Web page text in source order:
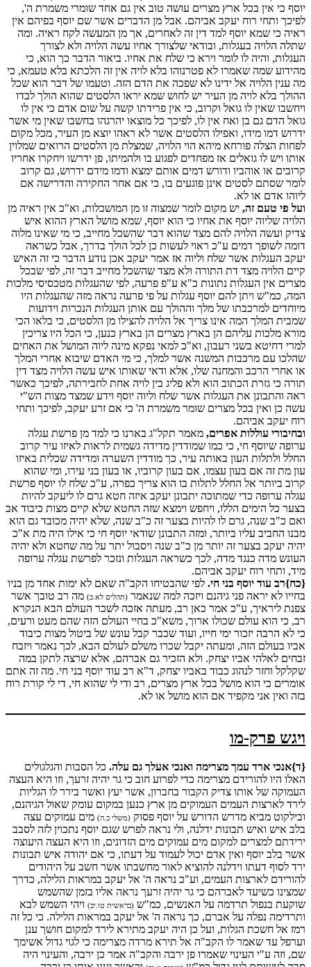
יוסף כי אין בכל ארץ מצרים עושה טוב אין גם אחד שומרי משמרת ה',
לפיכך ותחי רוח יעקב אביהם. אבל מן הדברים אשר שם יוסף בפיהם אין
ראיה כי שמא יוסף למד דין זה לאחרים, אך מן המעשה לקח ראיה. ומה
שתלה הלויה בעגלות, ובודאי שלצורך אחיו עשה הלויה ולא לצורך
העגלות, והיה לו לומר וירא כי שלח את אחיו. ביאור הדבר כך הוא, כי
מהידוע שמה שאמרו לא פטרנוהו בלא לויה אין זה הלכתא בלא טעמא, כי
מה ענין הלויה אל ידינו לא שפכה את הדם הזה. וטעמו של דבר הוא שכל
ההולך בלא לויה מן העיר יש לחוש שמא יראו הלסטים שהוא הולך לבדו
ויחשבו שאין לו גואל וקרוב, כי אין פרידתו קשה על שום אדם כי אין לו
גואל הדם גם בן ואח אין לו, לפיכך כל מוצאו יהרגהו בחשבו שאין מי אשר
ידרוש דמו מידו, ואפילו הלסטים אשר לא ראהו יוצא מן העיר, מכל מקום
לפחות הצלה פורחא מיהא הוי הלויה, שמצלת מן הלסטים הרואים שמלוין
אותו ויש לו גואלים אז מפחדים לפגוע בו ולהמיתו, פן ידרשו ויחקרו אחריו
קרובים או אוהביו ודורש דמים אותם ימצא ודמו מידם ידרוש, גם קרוב
לומר שסתם לסטים אינן פוגעים בו, כי אם אחר החקירה והדרישה אם
ליוהו אדם או לא.
ועל פי טעם זה, יש מקום לומר שמצוה זו מן המושכלות, וא"כ אין ראיה מן
הלויה שליוה יוסף את אחיו כי הוא יוסף, שמא מושל הארץ ההוא איש
צדיק ועשה הלויה להם מצד שהוא דבר שהשכל מחייב, כי מי שאינו מלוה
דומה לשופך דמים ע"כ ראוי לעשות כן לכל הולך בדרך, אבל כשראה
יעקב העגלות אשר שלח וליוה אז אמר יעקב אכן נודע הדבר כי זה האיש
קיים הלויה מצד דת התורה ולא מצד שהשכל מחייב דבר זה, לפי שבכל
מצרים אין העגלות נתונות כ"א ע"פ פרעה, לפי שהעגלות מטכסיסי מלכות
המה, כמ"ש ויתן להם יוסף עגלות על פי פרעה נראה מזה שהעגלות היו
מיוחדים למרכבתו של מלך וההולך עם אותן העגלות הנכרות וידועות
שמבית המלך המה אינו צריך אל הלויה להצילו מן הלסטים, כי בלאו הכי
מורא מלכות עליהם הן בארץ מצרים הן בארץ כנען, כי הכל היו צריכין
למרי דחיטא בשני רעבון, וא"כ למאי נפקא מינה ליוה המושל את האחים
שהלכו עם מרכבות המשנה אשר למלך, כי מי האדם שיבוא אחרי המלך
או אחרי הרכב והמחנה שלו, אלא ודאי שאותו איש עשה הלויה מצד דין
תורה כי גזרת הכתוב הוא ולא פליג בין לויה אחת לחבירתה, לפיכך כאשר
ראה והתבונן את העגלות אשר שלח וליוה יוסף וידע שמצד מצות הש"י
עשה כן ואין בכל מצרים שומר משמרת ה' כי אם זרע יעקב, לפיכך ותחי
רוח יעקב אביהם.
ובחיבורי עוללות אפרים, מאמר תקל"ג בארנו כי למד מן פרשת עגלה
ערופה שיוסף חי, כי כמו שמודדין מדידה גשמית לראות לאיזו עיר קרוב
החלל ולתלות העון באותה עיר, כך מודדין השערה ומדידה שכלית באיזו
עון מת זה אם בעון עצמו, אם בעון קרוביו, או בעון בני עירו, ומי שהוא
קרוב ביותר אל החלל לתלות בו הוא צריך כפרה, ע"כ שלח לו יוסף פרשת
עגלה ערופה כדי שמתוכה יתבונן יעקב איזה חטא גרם לו ליעקב להיות
בצער כל הימים הללו, ויחפש וימצא שזה החטא שלא קיים מצות כיבוד אב
ואם כ"ב שנה, גרם לו להיות בצער זה כ"ב שנה, שלא יהיה מכובד גם הוא
מבנו החביב עליו ביותר, ומזה התבונן שודאי יוסף חי כי אילו היה מת א"כ
יהיה יעקב בצער זה יותר מן כ"ב שנה ויסבול יתר על מה שחטא ולא יהיה
העונש מדה כנגד מדה, לכך כשראה העגלות ונזכר לפרשת עגלה ערופה
מיד, ותחי רוח יעקב אביהם.
{כח}רב עוד יוסף בני חי. לפי שהבטיחו הקב"ה שאם לא ימות אחד מן בניו
בחייו לא יראה פני גיהנם ויזכה למה שנאמר (תהלים לא.כ) מה רב טובך אשר
צפנת ליראיך, ע"כ אמר כאן רב, מעתה אזכה לשכר העולם הבא הנקרא
רב, כי הוא עולם שכולו ארוך, משא"כ בחיי העולם הזה שהם מעט ורעים,
כי לא הרבה יזכור ימי חייו, ועוד שכבר קבל עונש של ביטול מצות כיבוד
אביו בעולם הזה, ומעתה יקבל שכרו משלם לעולם הבא, לכך נאמר ויזבח
זבחים לאלהי אביו יצחק. ולא הזכיר גם אברהם, אלא שרצה לתקן במה
שקלקל וחזר לנהוג כבוד באביו יצחק, ד"א רב עוד יוסף בני חי. מה זה אתם
אומרים כי הוא מושל בכל ארץ מצרים, רב ודי לי שהוא חי, די לי קורת רוח
בזה ואין אני מקפיד אם הוא מושל או לא.
ויגש פרק-מו
{ד}אנכי ארד עמך מצרימה ואנכי אעלך גם עלה. כל הסבות והגלגולים
האלו היו להורידם מצרימה כדי לפרוע חוב כי גר יהיה זרעך, וזו היא העצה
העמוקה של אותו צדיק הקבור בחברון, אשר יעץ ואשר בירר לו הגליות
לירד לארצות העמים העמוקים מן ארץ כנען במקום עומק שאול הגיהנם,
ובילקוט מביא מדרש הדורש על יוסף פסוק (משלי כ.ה) מים עמוקים עצה
בלב איש ואיש תבונות ידלנה, ולי נראה לפרש שגם יוסף נתכוין לזה לסבב
ירידתם למצרים למקום מים עמוקים מים הזדונים, וזו היא העצה היעוצה
אשר בלב יוסף ואין אדם יכול לעמוד על דעתו, כי אם יהודה איש תבונות
ירד לסוף דעתו וידלנה להוציא לאור מחשבתו אשר חשב על היהודים
להורידם לארצות העמים, וע"כ נראה ה' אל יעקב במראות הלילה, כדרך
שמצינו כשיעד לאברהם כי גר יהיה זרעך נראה אליו בזמן שהשמש
שוקעת בנפול תרדמה על האנשים, כמ"ש (בראשית טו.יב) ויהי השמש לבא
ותרדימה נפלה על אברם, כך נראה ה' אל יעקב במראות הלילה. כי כל זה
רמז אל חשכת הגלות, ועל כן היה יעקב מתירא לירד למקום חושך ענן
וערפל עד שאמר לו הקב"ה אל תירא מרדה מצרימה כי לגוי גדול אשימך
שם, וזה ע"י העינוי שאמרו פן ירבה והקב"ה אמר כן ירבה, והעינוי היה